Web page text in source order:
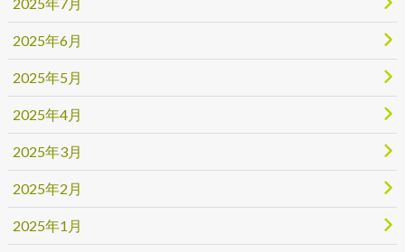
2025年6月
2025年5月
2025年4月
2025年3月
2025年2月
2025年1月